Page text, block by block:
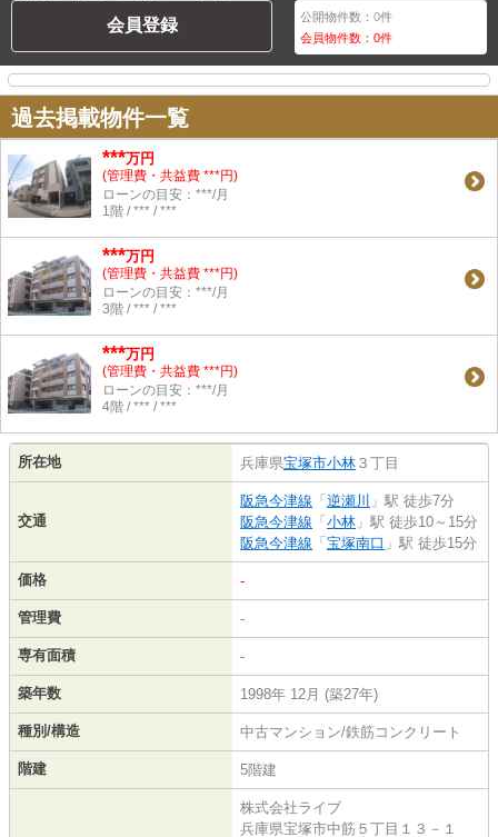
会員登録 公開物件数：0件
会員物件数：0件
過去掲載物件一覧
***万円
(管理費・共益費 ***円)
ローンの目安：***/月
1階 / *** / ***
***万円
(管理費・共益費 ***円)
ローンの目安：***/月
3階 / *** / ***
***万円
(管理費・共益費 ***円)
ローンの目安：***/月
4階 / *** / ***
所在地 兵庫県宝塚市小林 ３丁目
交通
阪急今津線 「 逆瀬川 」駅 徒歩7分
阪急今津線 「 小林 」駅 徒歩10～15分
阪急今津線 「 宝塚南口 」駅 徒歩15分
価格 -
管理費 -
専有面積 -
築年数 1998年 12月 (築27年)
種別/構造 中古マンション/鉄筋コンクリート
階建 5階建
株式会社ライブ
兵庫県宝塚市中筋５丁目１３－１